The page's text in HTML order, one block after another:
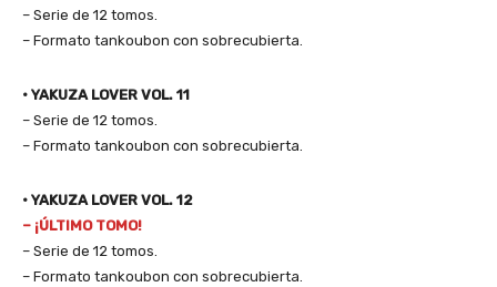
– Serie de 12 tomos.
– Formato tankoubon con sobrecubierta.
• YAKUZA LOVER VOL. 11
– Serie de 12 tomos.
– Formato tankoubon con sobrecubierta.
• YAKUZA LOVER VOL. 12
– ¡ÚLTIMO TOMO!
– Serie de 12 tomos.
– Formato tankoubon con sobrecubierta.